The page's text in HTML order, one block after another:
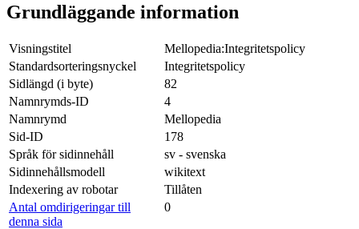
Grundläggande information
Visningstitel
Mellopedia:Integritetspolicy
Standardsorteringsnyckel
Integritetspolicy
Sidlängd (i byte)
82
Namnrymds-ID
4
Namnrymd
Mellopedia
Sid-ID
178
Språk för sidinnehåll
sv - svenska
Sidinnehållsmodell
wikitext
Indexering av robotar
Tillåten
Antal omdirigeringar till
denna sida
0